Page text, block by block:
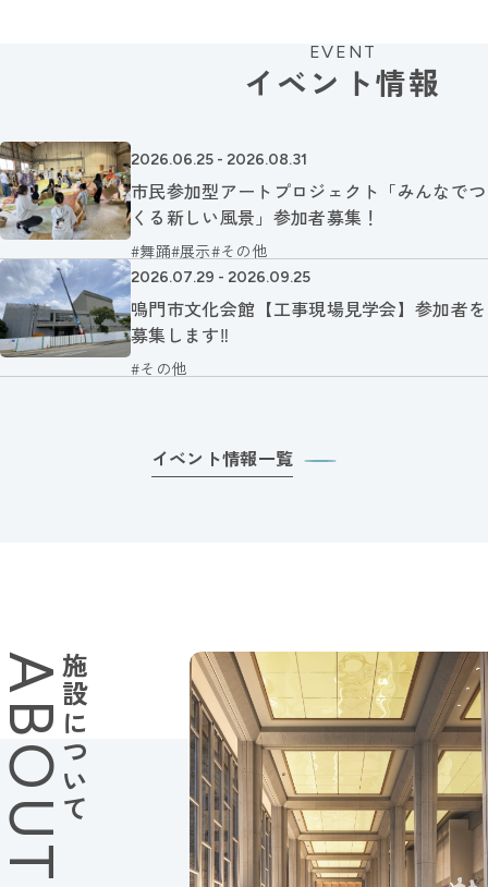
イベント情報
EVENT
市民参加型アートプロジェクト「みんなでつ
くる新しい風景」参加者募集！
2026.06.25 - 2026.08.31
舞踊 展示 その他
鳴門市文化会館【工事現場見学会】参加者を
募集します‼
2026.07.29 - 2026.09.25
その他
イベント情報一覧
施設について